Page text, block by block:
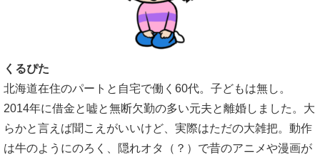
くるぴた
北海道在住のパートと自宅で働く60代。子どもは無し。
2014年に借金と嘘と無断欠勤の多い元夫と離婚しました。大
らかと言えば聞こえがいいけど、実際はただの大雑把。動作
は牛のようにのろく、隠れオタ（？）で昔のアニメや漫画が